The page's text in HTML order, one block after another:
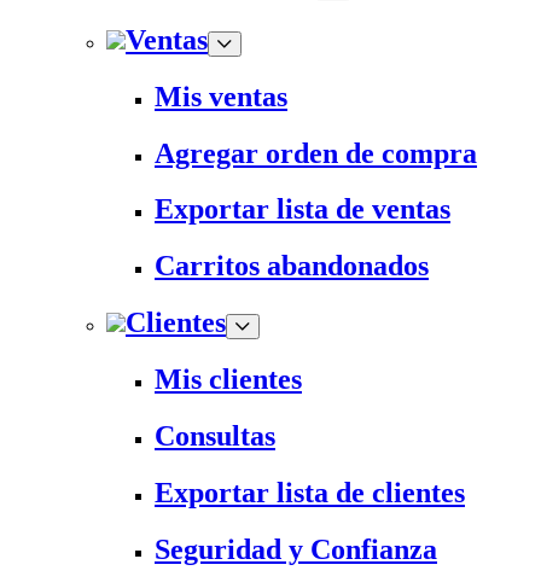
Ventas
Mis ventas
Agregar orden de compra
Exportar lista de ventas
Carritos abandonados
Clientes
Mis clientes
Consultas
Exportar lista de clientes
Seguridad y Confianza